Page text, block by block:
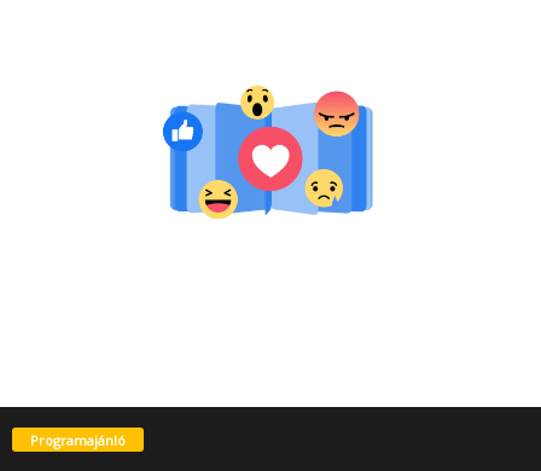
Programajánló